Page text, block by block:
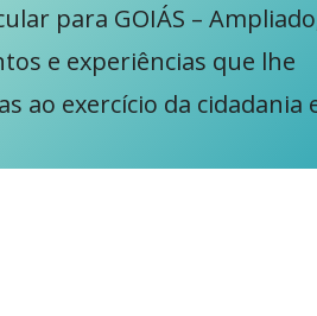
para GOIÁS –
e experiências que lhe
ao exercício da cidadania